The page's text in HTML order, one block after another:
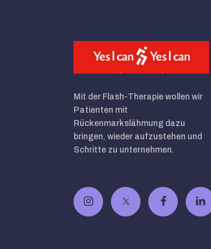
Mit der Flash-Therapie wollen wir
Patienten mit
Rückenmarkslähmung dazu
bringen, wieder aufzustehen und
Schritte zu unternehmen.